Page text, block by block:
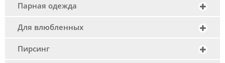
Парная одежда
Для влюбленных
Пирсинг